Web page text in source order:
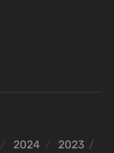
2024
2023